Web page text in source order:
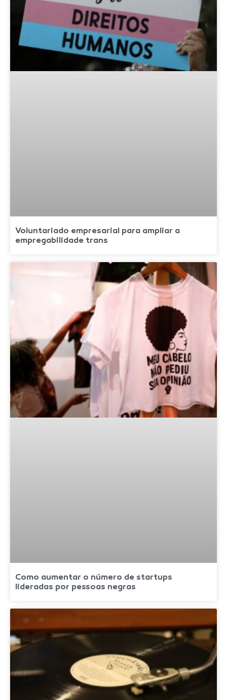
Voluntariado empresarial para ampliar a
empregabilidade trans
Como aumentar o número de startups
lideradas por pessoas negras